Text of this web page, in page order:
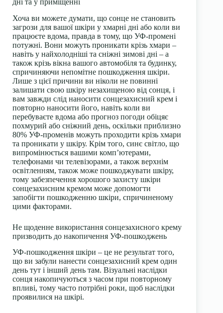
Хоча ви можете думати, що сонце не становить
загрози для вашої шкіри у хмарні дні або коли ви
працюєте вдома, правда в тому, що УФ-промені
потужні. Вони можуть проникати крізь хмари –
навіть у найхолодніші та сніжні зимові дні – а
також крізь вікна вашого автомобіля та будинку,
спричиняючи непомітне пошкодження шкіри.
Лише з цієї причини ви ніколи не повинні
залишати свою шкіру незахищеною від сонця, і
вам завжди слід наносити сонцезахисний крем і
повторно наносити його, навіть коли ви
перебуваєте вдома або прогноз погоди обіцяє
похмурий або сніжний день, оскільки приблизно
80% УФ-променів можуть проходити крізь хмари
та проникати у шкіру. Крім того, синє світло, що
випромінюється вашими комп’ютерами,
телефонами чи телевізорами, а також верхнім
освітленням, також може пошкоджувати шкіру,
тому забезпечення хорошого захисту шкіри
сонцезахисним кремом може допомогти
запобігти пошкодженню шкіри, спричиненому
цими факторами.
Не щоденне використання сонцезахисного крему
призводить до накопичення УФ-пошкоджень
УФ-пошкодження шкіри – це не результат того,
що ви забули нанести сонцезахисний крем один
день тут і інший день там. Візуальні наслідки
сонця накопичуються з часом при повторному
впливі, тому часто потрібні роки, щоб наслідки
проявилися на шкірі.